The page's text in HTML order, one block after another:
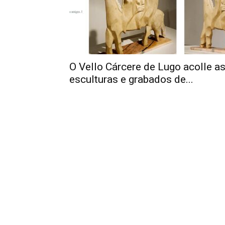
O Vello Cárcere de Lugo acolle as
esculturas e grabados de...